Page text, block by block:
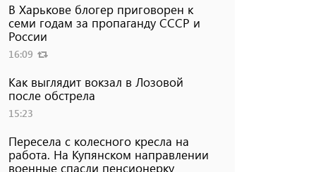
В Харькове блогер приговорен к
семи годам за пропаганду СССР и
России
16:09
Как выглядит вокзал в Лозовой
после обстрела
15:23
Пересела с колесного кресла на
работа. На Купянском направлении
военные спасли пенсионерку